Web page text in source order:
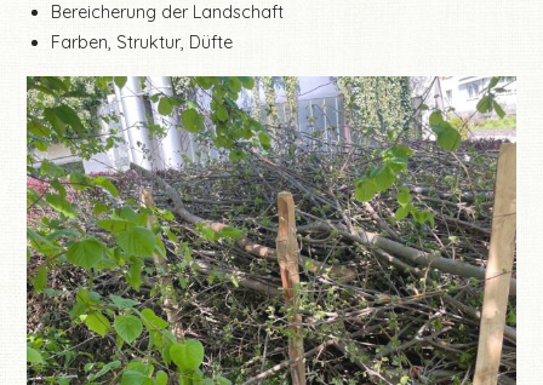
Bereicherung der Landschaft
Farben, Struktur, Düfte